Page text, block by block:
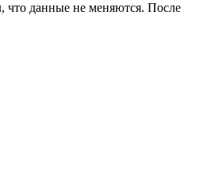
что данные не меняются. После